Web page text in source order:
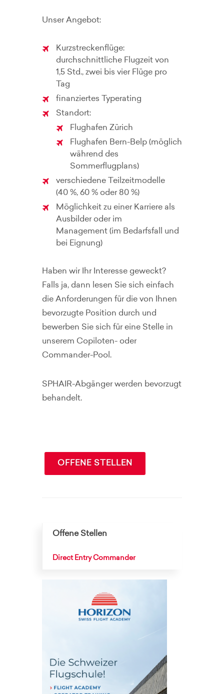
Unser Angebot:
Kurzstreckenflüge:
durchschnittliche Flugzeit von
1,5 Std., zwei bis vier Flüge pro
Tag
finanziertes Typerating
Standort:
Flughafen Zürich
Flughafen Bern-Belp (möglich
während des
Sommerflugplans)
verschiedene Teilzeitmodelle
(40 %, 60 % oder 80 %)
Möglichkeit zu einer Karriere als
Ausbilder oder im
Management (im Bedarfsfall und
bei Eignung)
Haben wir Ihr Interesse geweckt?
Falls ja, dann lesen Sie sich einfach
die Anforderungen für die von Ihnen
bevorzugte Position durch und
bewerben Sie sich für eine Stelle in
unserem Copiloten- oder
Commander-Pool.
SPHAIR-Abgänger werden bevorzugt
behandelt.
OFFENE STELLEN
Offene Stellen
Direct Entry Commander